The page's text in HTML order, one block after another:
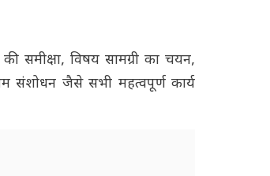
समीक्षा, विषय सामग्री का चयन,
संशोधन जैसे सभी महत्वपूर्ण कार्य